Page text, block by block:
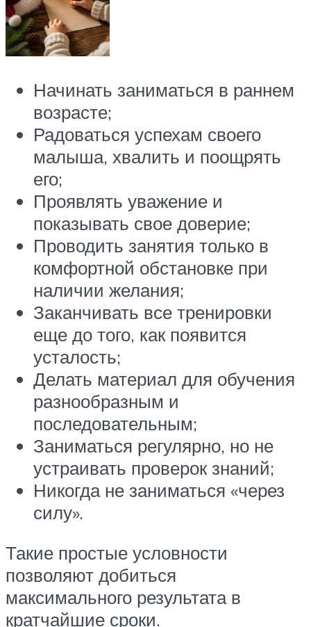
Начинать заниматься в раннем
возрасте;
Радоваться успехам своего
малыша, хвалить и поощрять
его;
Проявлять уважение и
показывать свое доверие;
Проводить занятия только в
комфортной обстановке при
наличии желания;
Заканчивать все тренировки
еще до того, как появится
усталость;
Делать материал для обучения
разнообразным и
последовательным;
Заниматься регулярно, но не
устраивать проверок знаний;
Никогда не заниматься «через
силу».
Такие простые условности
позволяют добиться
максимального результата в
кратчайшие сроки.